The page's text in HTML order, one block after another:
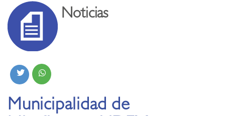
Noticias
Municipalidad de